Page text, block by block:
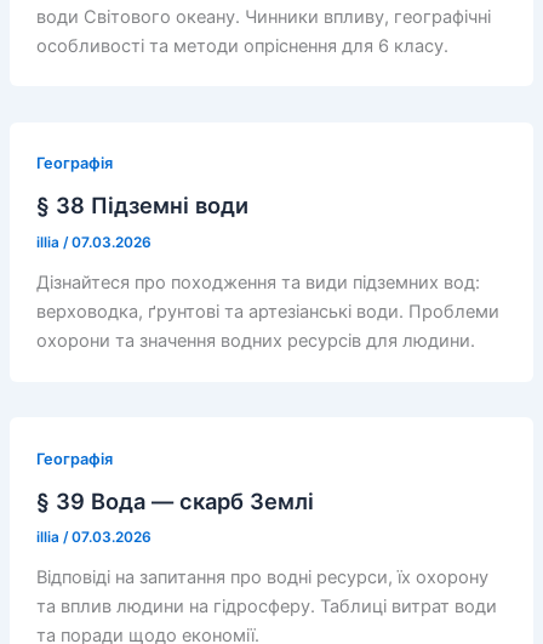
води Світового океану. Чинники впливу, географічні
особливості та методи опріснення для 6 класу.
Географія
§ 38 Підземні води
illia /07.03.2026
Дізнайтеся про походження та види підземних вод:
верховодка, ґрунтові та артезіанські води. Проблеми
охорони та значення водних ресурсів для людини.
Географія
§ 39 Вода — скарб Землі
illia /07.03.2026
Відповіді на запитання про водні ресурси, їх охорону
та вплив людини на гідросферу. Таблиці витрат води
та поради щодо економії.